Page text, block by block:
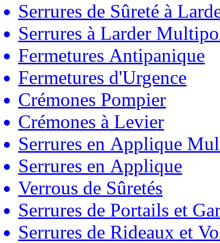
Serrures de Sûreté à
Serrures à Larder
Fermetures Antipanique
Fermetures d'Urgence
Crémones Pompier
Crémones à Levier
Serrures en Applique
Serrures en Applique
Verrous de Sûretés
Serrures de Portails et
Serrures de Rideaux et